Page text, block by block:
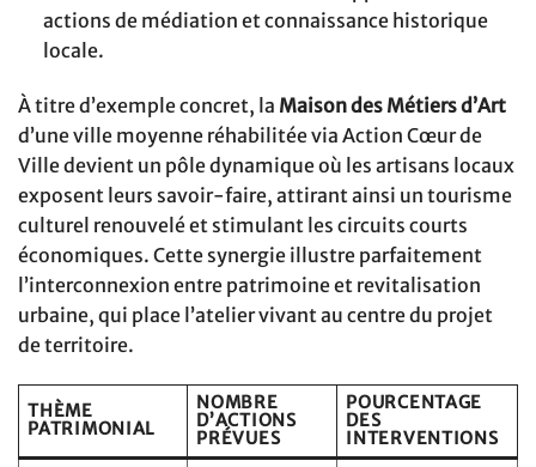
actions de médiation et connaissance historique
locale.
À titre d’exemple concret, la Maison des Métiers d’Art
d’une ville moyenne réhabilitée via Action Cœur de
Ville devient un pôle dynamique où les artisans locaux
exposent leurs savoir-faire, attirant ainsi un tourisme
culturel renouvelé et stimulant les circuits courts
économiques. Cette synergie illustre parfaitement
l’interconnexion entre patrimoine et revitalisation
urbaine, qui place l’atelier vivant au centre du projet
de territoire.
THÈME
PATRIMONIAL
NOMBRE
D’ACTIONS
PRÉVUES
POURCENTAGE
DES
INTERVENTIONS